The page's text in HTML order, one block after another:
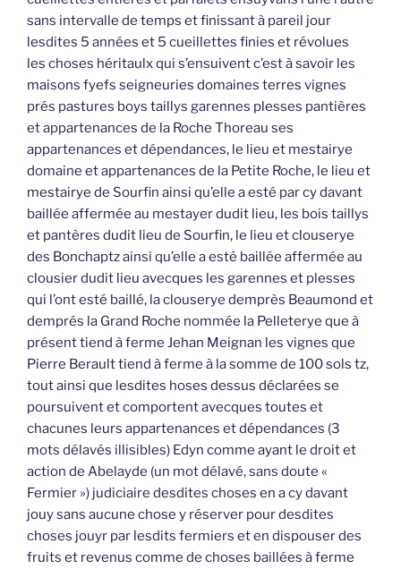
sans intervalle de temps et finissant à pareil jour
lesdites 5 années et 5 cueillettes finies et révolues
les choses héritaulx qui s’ensuivent c’est à savoir les
maisons fyefs seigneuries domaines terres vignes
prés pastures boys taillys garennes plesses pantières
et appartenances de la Roche Thoreau ses
appartenances et dépendances, le lieu et mestairye
domaine et appartenances de la Petite Roche, le lieu et
mestairye de Sourfin ainsi qu’elle a esté par cy davant
baillée affermée au mestayer dudit lieu, les bois taillys
et pantères dudit lieu de Sourfin, le lieu et clouserye
des Bonchaptz ainsi qu’elle a esté baillée affermée au
clousier dudit lieu avecques les garennes et plesses
qui l’ont esté baillé, la clouserye demprès Beaumond et
demprés la Grand Roche nommée la Pelleterye que à
présent tiend à ferme Jehan Meignan les vignes que
Pierre Berault tiend à ferme à la somme de 100 sols tz,
tout ainsi que lesdites hoses dessus déclarées se
poursuivent et comportent avecques toutes et
chacunes leurs appartenances et dépendances (3
mots délavés illisibles) Edyn comme ayant le droit et
action de Abelayde (un mot délavé, sans doute «
Fermier ») judiciaire desdites choses en a cy davant
jouy sans aucune chose y réserver pour desdites
choses jouyr par lesdits fermiers et en dispouser des
fruits et revenus comme de choses baillées à ferme